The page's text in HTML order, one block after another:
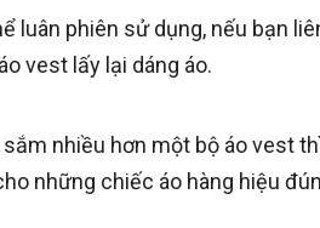
luân phiên sử dụng, nếu bạn
vest lấy lại dáng áo.
nhiều hơn một bộ áo vest
những chiếc áo hàng hiệu